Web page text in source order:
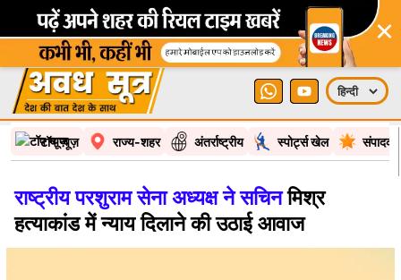
×
टॉप न्यूज़ राज्य-शहर अंतर्राष्ट्रीय स्पोर्ट्स खेल
राष्ट्रीय परशुराम सेना अध्यक्ष ने सचिनमिश्र
हत्याकांड में न्याय दिलाने की उठाई आवाज